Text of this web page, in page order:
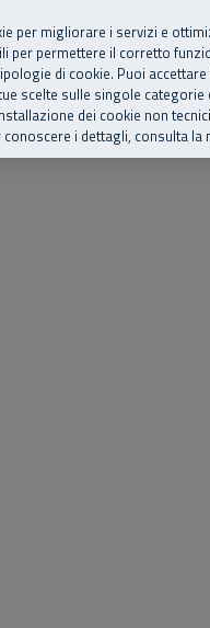
Inail per il mondo
Home Chi siamo
per migliorare i servizi e
per permettere il corretto
di cookie. Puoi accettare
scelte sulle singole categorie
dei cookie non
conoscere i dettagli, consulta la